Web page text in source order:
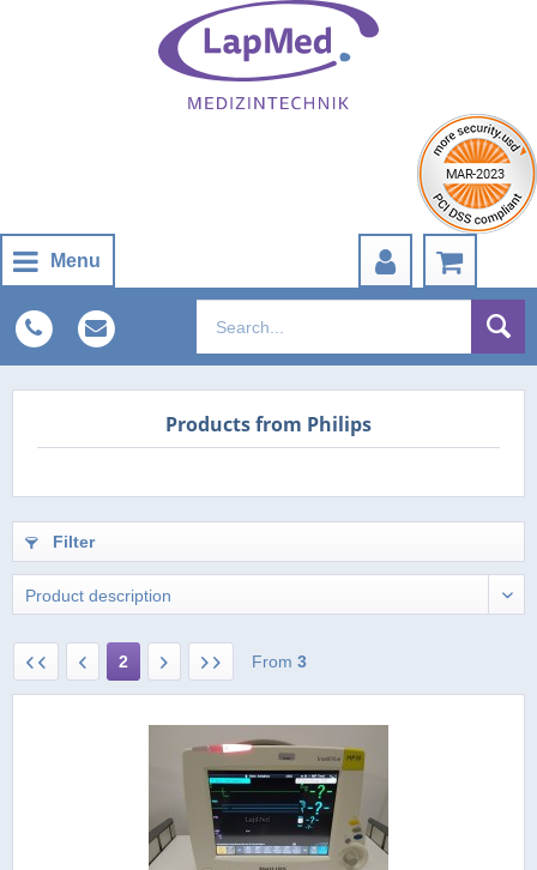
Menu
Products from Philips
Filter
2 From 3